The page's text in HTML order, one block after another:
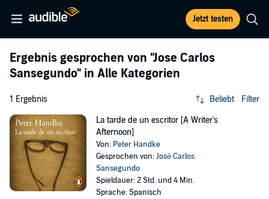
Jetzt testen
Ergebnis gesprochen von "Jose Carlos
Sansegundo" in Alle Kategorien
1 Ergebnis Beliebt Filter
La tarde de un escritor [A Writer's
Afternoon]
Von: Peter Handke
Gesprochen von:José Carlos
Sansegundo
Spieldauer: 2 Std. und 4 Min.
Sprache: Spanisch